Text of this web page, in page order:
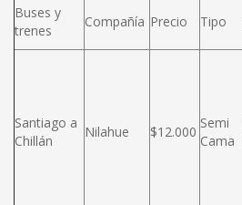
Buses y
trenes
Compañía Precio Tipo
Santiago a
Chillán
Nilahue $12.000
Semi
Cama